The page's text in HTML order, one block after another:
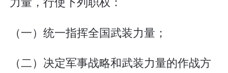
（一）统一指挥全国武装力量；
（二）决定军事战略和武装力量的作战方